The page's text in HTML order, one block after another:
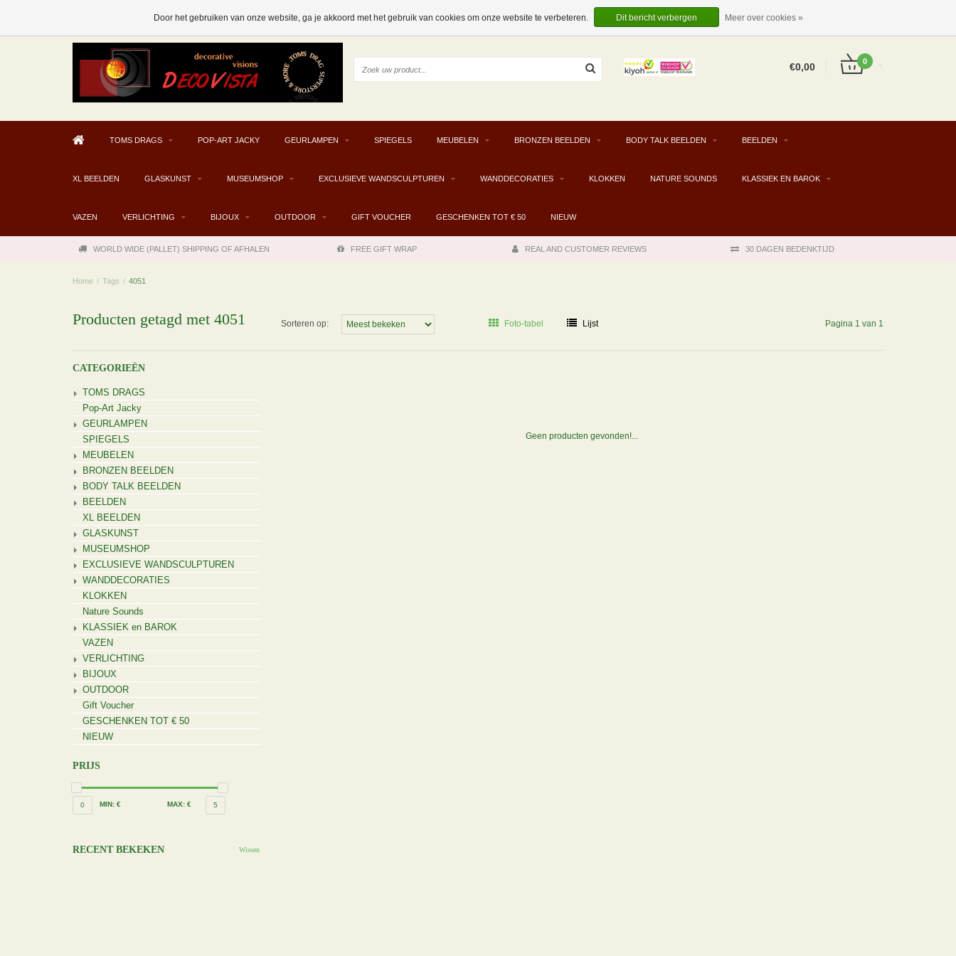
INLOGGEN
EUR
€0,00 0
TOMS DRAGS POP-ART JACKY GEURLAMPEN SPIEGELS MEUBELEN BRONZEN BEELDEN BODY TALK BEELDEN BEELDEN
XL BEELDEN GLASKUNST MUSEUMSHOP EXCLUSIEVE WANDSCULPTUREN WANDDECORATIES KLOKKEN NATURE SOUNDS KLASSIEK EN BAROK
VAZEN VERLICHTING BIJOUX OUTDOOR GIFT VOUCHER GESCHENKEN TOT € 50 NIEUW
WORLD WIDE (PALLET) SHIPPING OF AFHALEN FREE GIFT WRAP REAL AND CUSTOMER REVIEWS 30 DAGEN BEDENKTIJD
Home / Tags / 4051
Producten getagd met 4051 Sorteren op: Foto-tabel Lijst Pagina 1 van 1
CATEGORIEËN
TOMS DRAGS
Pop-Art Jacky
GEURLAMPEN
SPIEGELS
MEUBELEN
BRONZEN BEELDEN
BODY TALK BEELDEN
BEELDEN
XL BEELDEN
GLASKUNST
MUSEUMSHOP
EXCLUSIEVE WANDSCULPTUREN
WANDDECORATIES
KLOKKEN
Nature Sounds
KLASSIEK en BAROK
VAZEN
VERLICHTING
BIJOUX
OUTDOOR
Gift Voucher
GESCHENKEN TOT € 50
NIEUW
PRIJS
0 MIN: € MAX: € 5
RECENT BEKEKEN Wissen
Geen producten gevonden!...
Door het gebruiken van onze website, ga je akkoord met het gebruik van cookies om onze website te verbeteren. Dit bericht verbergen Meer over cookies »